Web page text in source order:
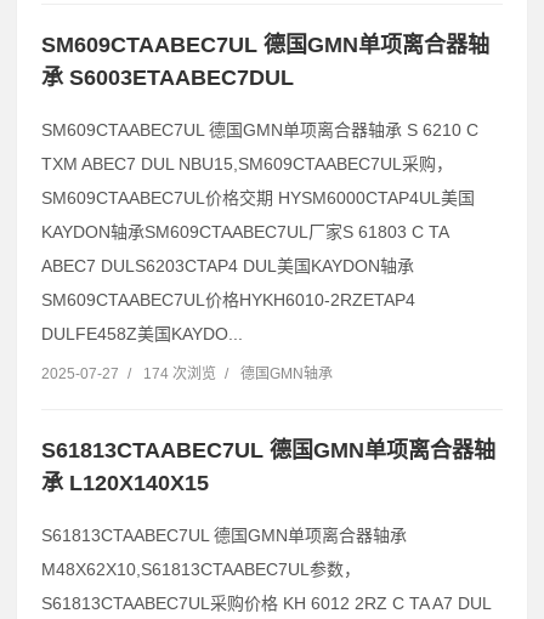
SM609CTAABEC7UL 德国GMN单项离合器轴
承 S6003ETAABEC7DUL
SM609CTAABEC7UL 德国GMN单项离合器轴承 S 6210 C
TXM ABEC7 DUL NBU15,SM609CTAABEC7UL采购，
SM609CTAABEC7UL价格交期 HYSM6000CTAP4UL美国
KAYDON轴承SM609CTAABEC7UL厂家S 61803 C TA
ABEC7 DULS6203CTAP4 DUL美国KAYDON轴承
SM609CTAABEC7UL价格HYKH6010-2RZETAP4
DULFE458Z美国KAYDO...
2025-07-27 / 174 次浏览 / 德国GMN轴承
S61813CTAABEC7UL 德国GMN单项离合器轴
承 L120X140X15
S61813CTAABEC7UL 德国GMN单项离合器轴承
M48X62X10,S61813CTAABEC7UL参数，
S61813CTAABEC7UL采购价格 KH 6012 2RZ C TA A7 DUL